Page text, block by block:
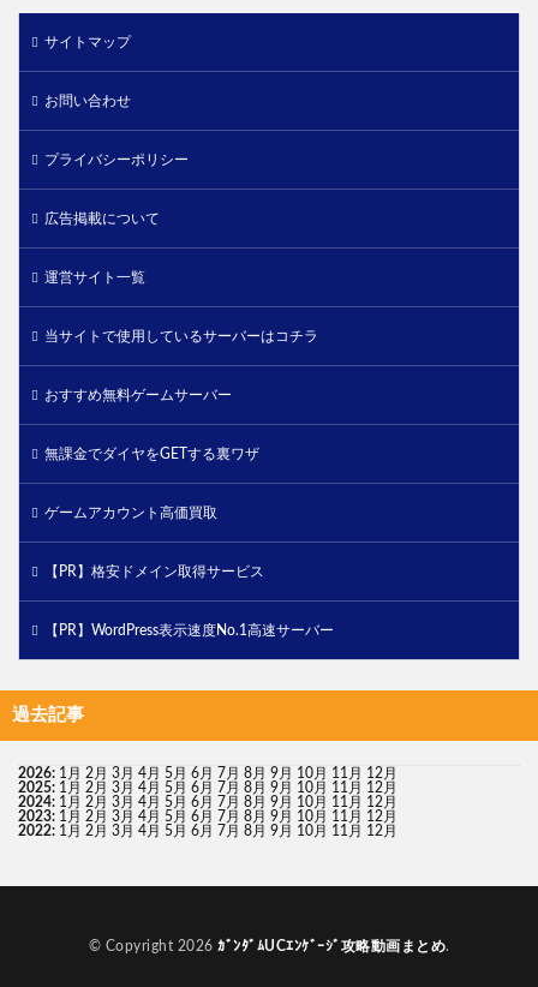
サイトマップ
お問い合わせ
プライバシーポリシー
広告掲載について
運営サイト一覧
当サイトで使用しているサーバーはコチラ
おすすめ無料ゲームサーバー
無課金でダイヤをGETする裏ワザ
ゲームアカウント高価買取
【PR】格安ドメイン取得サービス
【PR】WordPress表示速度No.1高速サーバー
過去記事
2026: 1月 2月 3月 4月 5月 6月 7月 8月 9月 10月 11月 12月
2025: 1月 2月 3月 4月 5月 6月 7月 8月 9月 10月 11月 12月
2024: 1月 2月 3月 4月 5月 6月 7月 8月 9月 10月 11月 12月
2023: 1月 2月 3月 4月 5月 6月 7月 8月 9月 10月 11月 12月
2022: 1月 2月 3月 4月 5月 6月 7月 8月 9月 10月 11月 12月
© Copyright 2026 ｶﾞﾝﾀﾞﾑUCｴﾝｹﾞｰｼﾞ攻略動画まとめ.